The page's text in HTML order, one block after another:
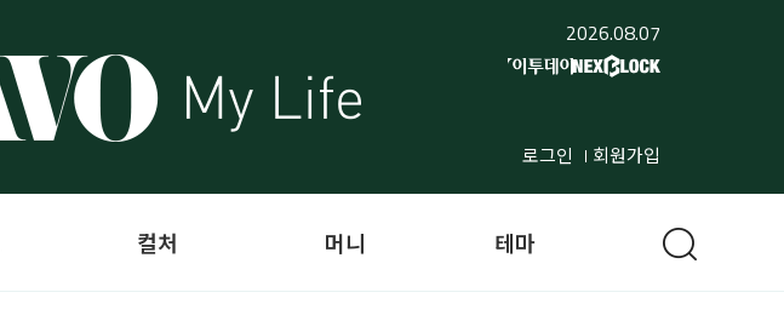
2026.08.07
로그인 회원가입
컬처 머니 테마